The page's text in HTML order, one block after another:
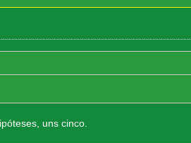
uns cinco.